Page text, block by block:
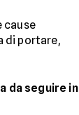
cause
di portare,
da seguire in